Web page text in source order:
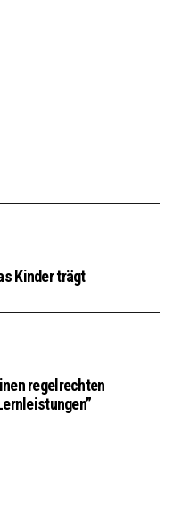
Kinder trägt
regelrechten